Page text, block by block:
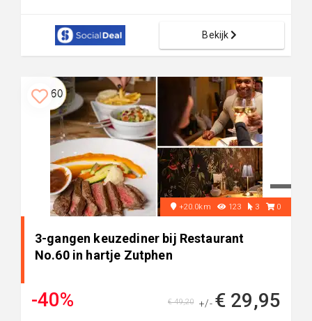
Bekijk
+20.0km 123 3 0
3-gangen keuzediner bij Restaurant
No.60 in hartje Zutphen
-40% +/- € 29,95
€ 49,20